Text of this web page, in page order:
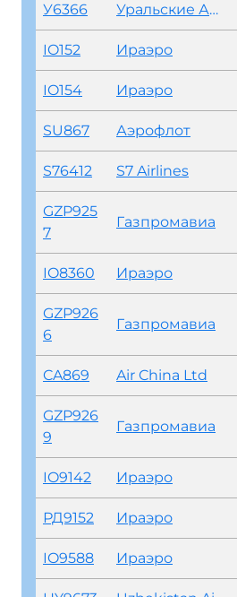
У6366 Уральские Авиалинии
IO152 Ираэро
IO154 Ираэро
SU867 Аэрофлот
S76412 S7 Airlines
GZP925
7
Газпромавиа
IO8360 Ираэро
GZP926
6
Газпромавиа
CA869 Air China Ltd
GZP926
9
Газпромавиа
IO9142 Ираэро
РД9152 Ираэро
IO9588 Ираэро